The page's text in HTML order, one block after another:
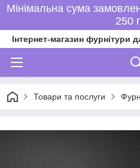
Мінімальна сума
250
Інтернет-магазин фурнітури
Товари та послуги